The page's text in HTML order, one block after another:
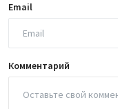
Email
Комментарий